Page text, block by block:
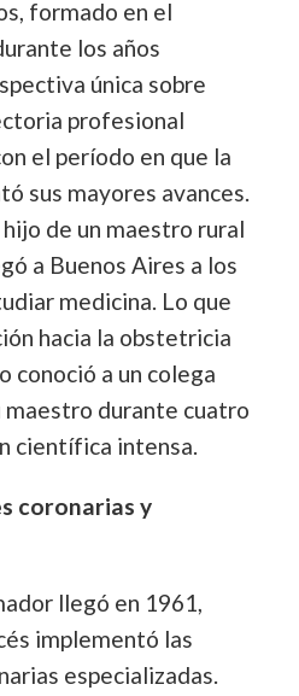
formado en el
los años
única sobre
profesional
el período en que la
sus mayores avances.
de un maestro rural
a Buenos Aires a los
medicina. Lo que
hacia la obstetricia
conoció a un colega
maestro durante cuatro
científica intensa.
coronarias y
llegó en 1961,
implementó las
especializadas.